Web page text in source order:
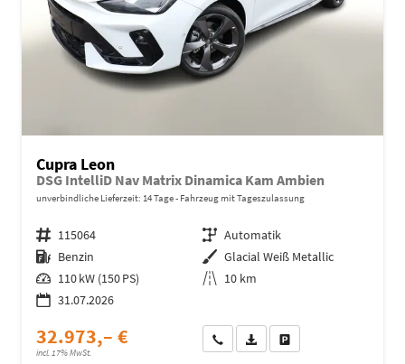
Cupra Leon
DSG IntelliD Nav Matrix Dinamica Kam Ambien
unverbindliche Lieferzeit: 14 Tage Fahrzeug mit Tageszulassung
Fahrzeugnr. 115064 Getriebe Automatik
Kraftstoff Benzin Außenfarbe Glacial Weiß Metallic
Leistung 110 kW (150 PS) Kilometerstand 10 km
31.07.2026
32.973,– €
incl. 17% MwSt.
Wir rufen Sie anFahrzeugexposé (PDF)